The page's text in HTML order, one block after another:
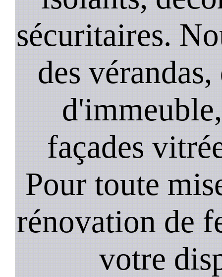
sécuritaires.
des
façades
Pour toute
rénovation de
votre